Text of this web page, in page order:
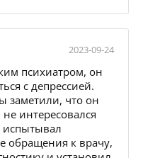
2023-09-24
психиатром, он
с депрессией.
заметили, что он
интересовался
испытывал
обращения к врачу,